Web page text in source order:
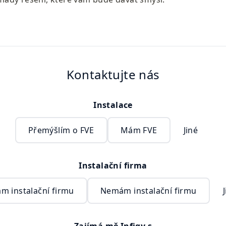
Kontaktujte nás
Instalace
Přemýšlím o FVE Mám FVE Jiné
Instalační firma
instalační firmu Nemám instalační firmu